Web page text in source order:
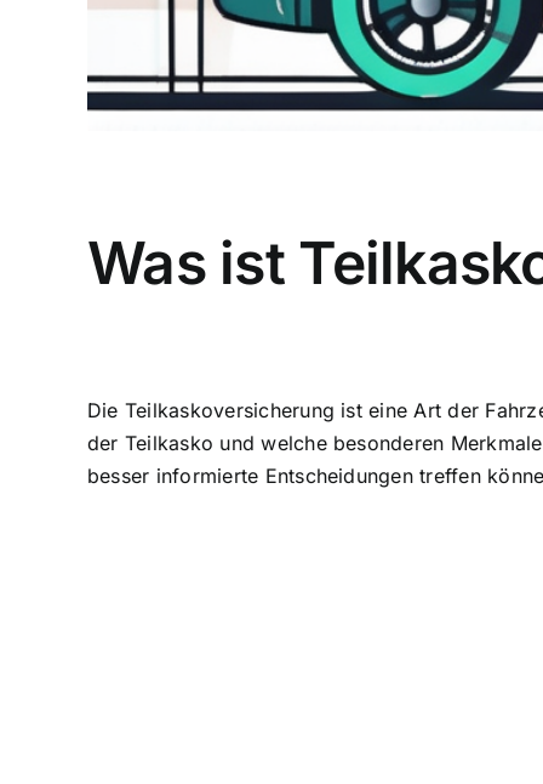
Was ist
Die Teilkaskoversicherung ist eine Art der
der Teilkasko und welche besonderen
besser informierte Entscheidungen treffen